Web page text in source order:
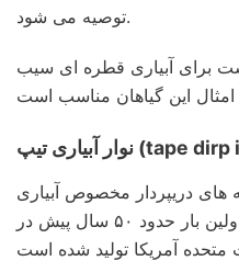
توصیه می شود.
برای آبیاری قطره ای سیب
این گیاهان مناسب است
های دریپردار مخصوص آبیاری
قطره ای محسوب می شود که اولین بار حدود ۵۰ سال پیش در